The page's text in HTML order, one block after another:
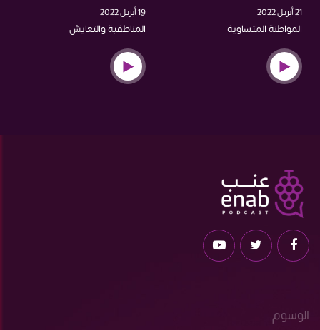
21 أبريل 2022
المواطنة المتساوية
19 أبريل 2022
المناطقية والتعايش
الوسوم